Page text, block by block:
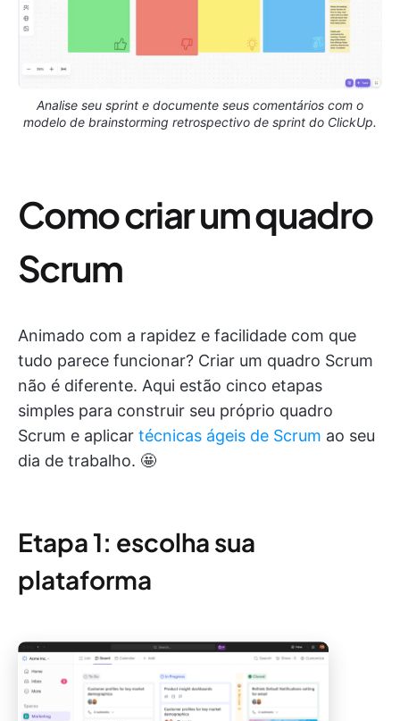
Analise seu sprint e documente seus comentários com o
modelo de brainstorming retrospectivo de sprint do ClickUp.
Como criar um quadro
Scrum
Animado com a rapidez e facilidade com que
tudo parece funcionar? Criar um quadro Scrum
não é diferente. Aqui estão cinco etapas
simples para construir seu próprio quadro
Scrum e aplicar técnicas ágeis de Scrum ao seu
dia de trabalho. 🤩
Etapa 1: escolha sua
plataforma